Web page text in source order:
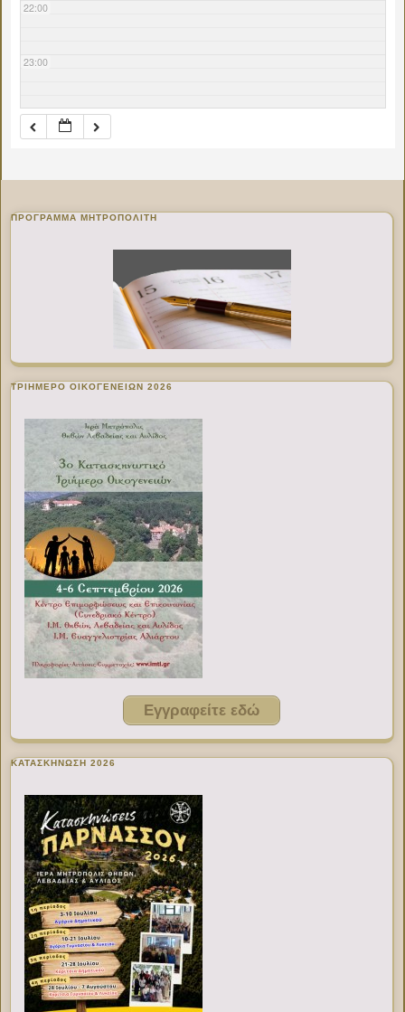
22:00
23:00
ΠΡΌΓΡΑΜΜΑ ΜΗΤΡΟΠΟΛΊΤΗ
ΤΡΙΗΜΕΡΟ ΟΙΚΟΓΕΝΕΙΩΝ 2026
Εγγραφείτε εδώ
ΚΑΤΑΣΚΗΝΩΣΗ 2026